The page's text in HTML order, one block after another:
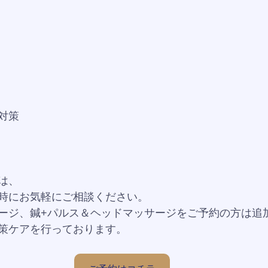
策
、
にお気軽にご相談ください。
、鍼+パルス＆ヘッドマッサージをご予約の方は追
ケアを行っております。